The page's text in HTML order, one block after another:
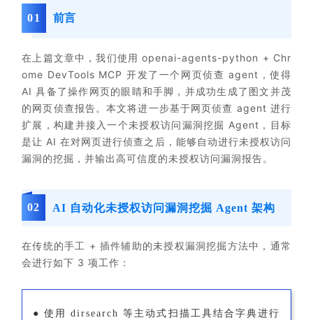
01 前言
在上篇文章中，我们使用 openai-agents-python + Chr
ome DevTools MCP 开发了一个网页侦查 agent，使得
AI 具备了操作网页的眼睛和手脚，并成功生成了图文并茂
的网页侦查报告。本文将进一步基于网页侦查 agent 进行
扩展，构建并接入一个未授权访问漏洞挖掘 Agent，目标
是让 AI 在对网页进行侦查之后，能够自动进行未授权访问
漏洞的挖掘，并输出高可信度的未授权访问漏洞报告。
02 AI 自动化未授权访问漏洞挖掘 Agent 架构
在传统的手工 + 插件辅助的未授权漏洞挖掘方法中，通常
会进行如下 3 项工作：
●使用 dirsearch 等主动式扫描工具结合字典进行